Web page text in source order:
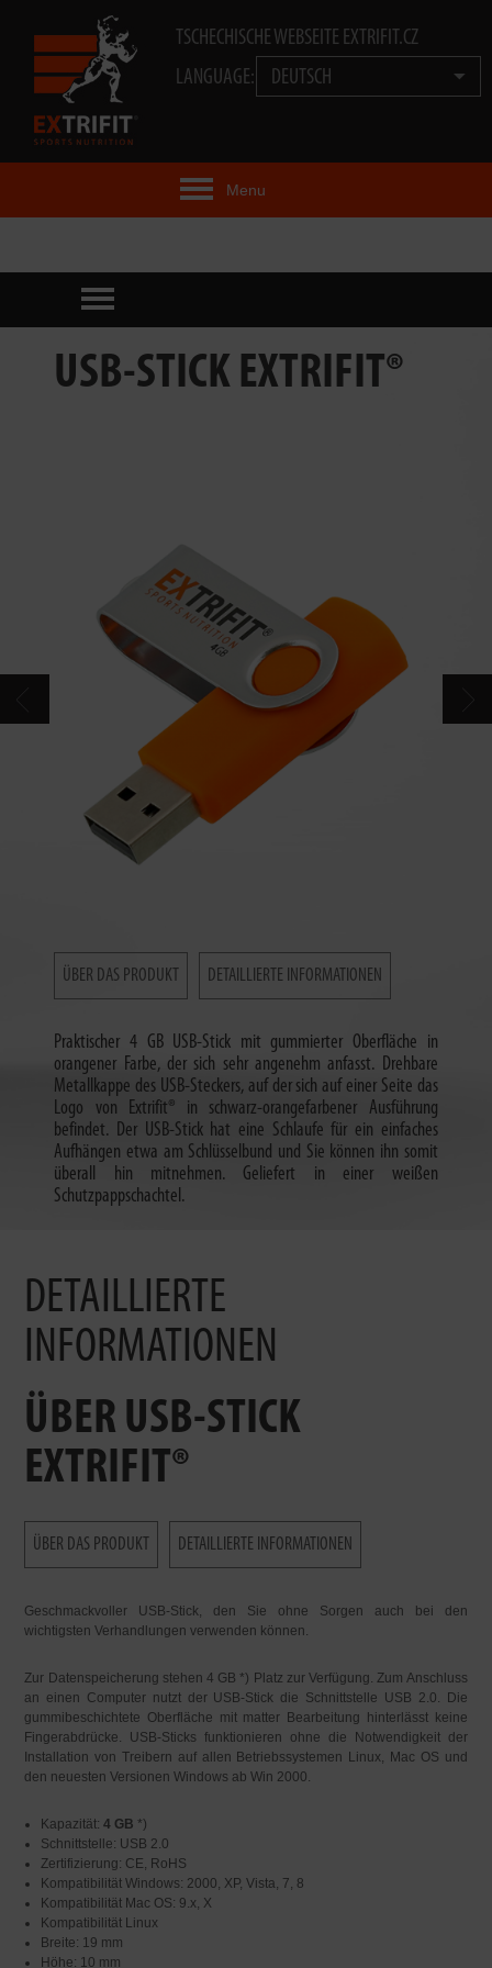
TSCHECHISCHE WEBSEITE EXTRIFIT.CZ
LANGUAGE:
DEUTSCH
Menu
PRODUKTE
TECHNOLOGIE
USB-STICK EXTRIFIT®
ÜBER DAS PRODUKT DETAILLIERTE INFORMATIONEN
Praktischer 4 GB USB-Stick mit gummierter Oberfläche in
orangener Farbe, der sich sehr angenehm anfasst. Drehbare
Metallkappe des USB-Steckers, auf der sich auf einer Seite das
Logo von Extrifit® in schwarz-orangefarbener Ausführung
befindet. Der USB-Stick hat eine Schlaufe für ein einfaches
Aufhängen etwa am Schlüsselbund und Sie können ihn somit
überall hin mitnehmen. Geliefert in einer weißen
Schutzpappschachtel.
DETAILLIERTE
INFORMATIONEN
ÜBER USB-STICK
EXTRIFIT®
ÜBER DAS PRODUKT DETAILLIERTE INFORMATIONEN
Geschmackvoller USB-Stick, den Sie ohne Sorgen auch bei den
wichtigsten Verhandlungen verwenden können.
Zur Datenspeicherung stehen 4 GB *) Platz zur Verfügung. Zum Anschluss
an einen Computer nutzt der USB-Stick die Schnittstelle USB 2.0. Die
gummibeschichtete Oberfläche mit matter Bearbeitung hinterlässt keine
Fingerabdrücke. USB-Sticks funktionieren ohne die Notwendigkeit der
Installation von Treibern auf allen Betriebssystemen Linux, Mac OS und
den neuesten Versionen Windows ab Win 2000.
Kapazität:4 GB *)
Schnittstelle: USB 2.0
Zertifizierung: CE, RoHS
Kompatibilität Windows: 2000, XP, Vista, 7, 8
Kompatibilität Mac OS: 9.x, X
Kompatibilität Linux
Breite: 19 mm
Höhe: 10 mm